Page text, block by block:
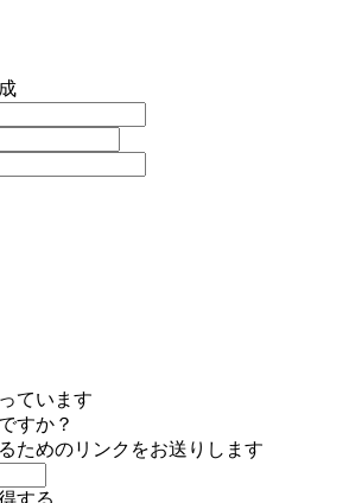
ています
すか？
ためのリンクをお送りします